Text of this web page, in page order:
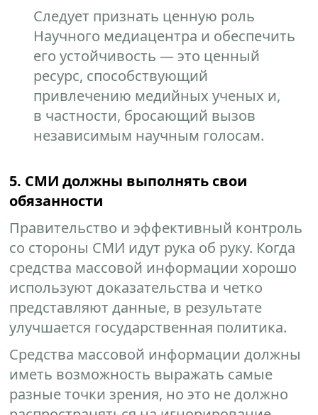
Следует признать ценную роль
Научного медиацентра и обеспечить
его устойчивость — это ценный
ресурс, способствующий
привлечению медийных ученых и,
в частности, бросающий вызов
независимым научным голосам.
5. СМИ должны выполнять свои
обязанности
Правительство и эффективный контроль
со стороны СМИ идут рука об руку. Когда
средства массовой информации хорошо
используют доказательства и четко
представляют данные, в результате
улучшается государственная политика.
Средства массовой информации должны
иметь возможность выражать самые
разные точки зрения, но это не должно